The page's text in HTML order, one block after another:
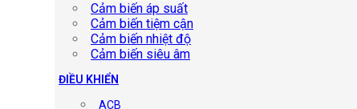
Cảm biến áp suất
Cảm biến tiệm cận
Cảm biến nhiệt độ
Cảm biến siêu âm
ĐIỀU KHIỂN
ACB